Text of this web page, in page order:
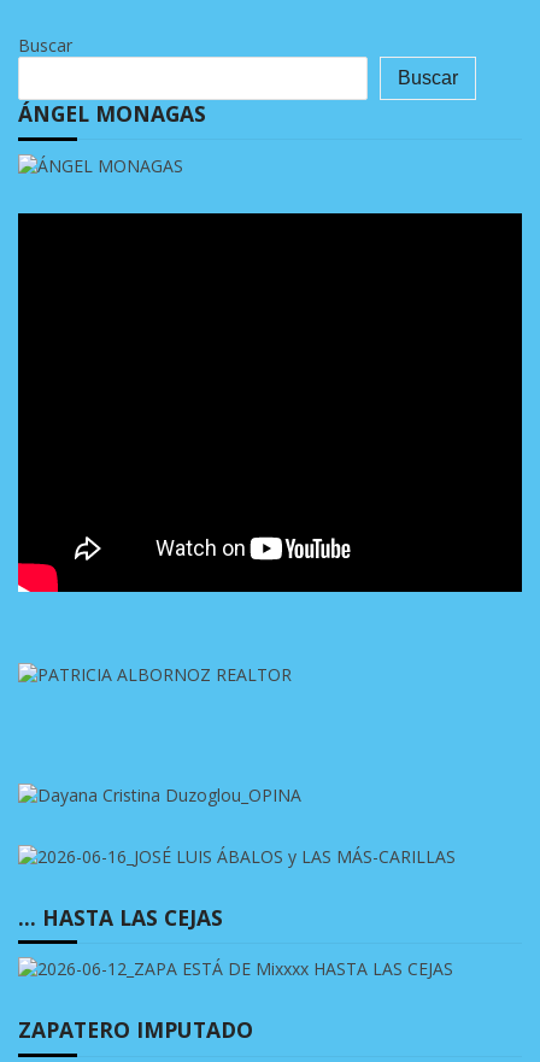
Buscar
Buscar
ÁNGEL MONAGAS
… HASTA LAS CEJAS
ZAPATERO IMPUTADO